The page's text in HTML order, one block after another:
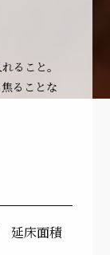
ること。
ることな
延床面積